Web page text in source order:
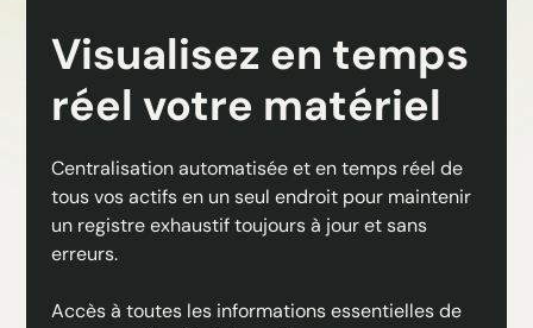
Visualisez en temps
réel votre matériel
Centralisation automatisée et en temps réel de
tous vos actifs en un seul endroit pour maintenir
un registre exhaustif toujours à jour et sans
erreurs.
Accès à toutes les informations essentielles de